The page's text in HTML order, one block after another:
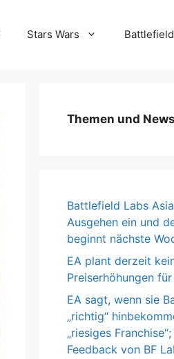
Stars Wars Battlefield
Themen und News
Battlefield Labs
Ausgehen ein und
beginnt nächste
EA plant derzeit
Preiserhöhungen
EA sagt, wenn sie
„richtig“
„riesiges
Feedback von BF